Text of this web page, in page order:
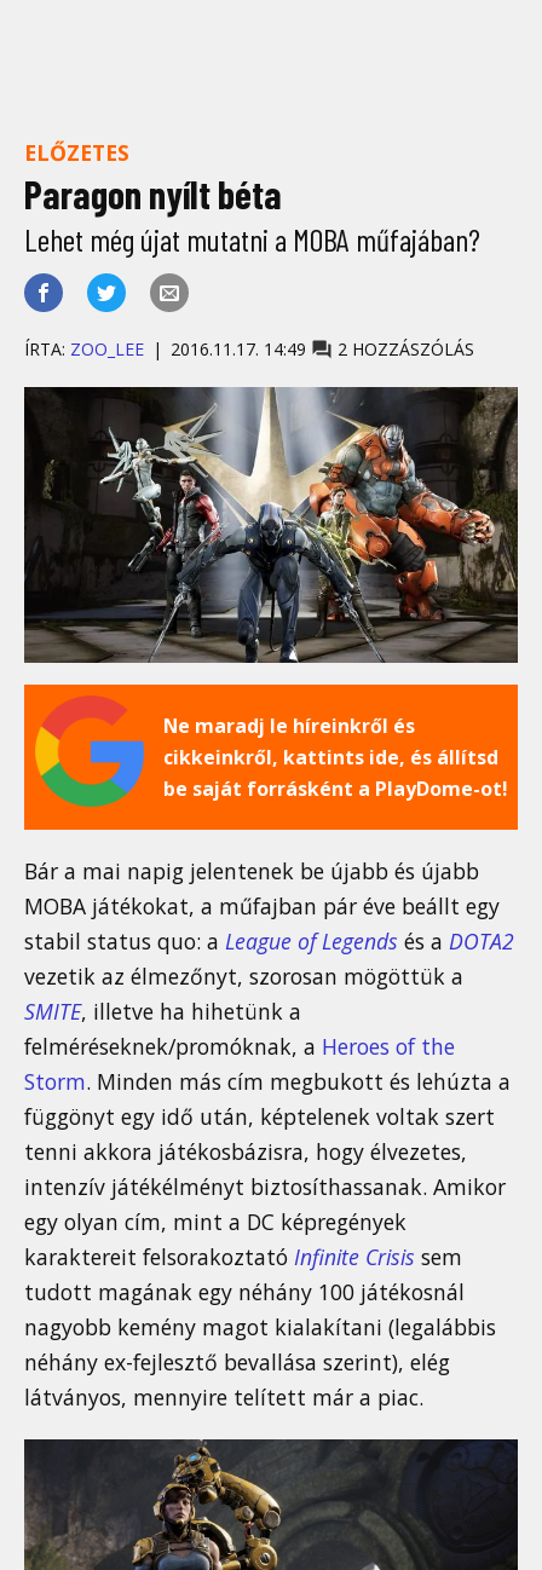
ELŐZETES
Paragon nyílt béta
Lehet még újat mutatni a MOBA műfajában?
ÍRTA: ZOO_LEE 2016.11.17. 14:49 2 HOZZÁSZÓLÁS
Ne maradj le híreinkről és
cikkeinkről, kattints ide, és állítsd
be saját forrásként a PlayDome-ot!
Bár a mai napig jelentenek be újabb és újabb
MOBA játékokat, a műfajban pár éve beállt egy
stabil status quo: a League of Legends és a DOTA2
vezetik az élmezőnyt, szorosan mögöttük a
SMITE, illetve ha hihetünk a
felméréseknek/promóknak, a Heroes of the
Storm. Minden más cím megbukott és lehúzta a
függönyt egy idő után, képtelenek voltak szert
tenni akkora játékosbázisra, hogy élvezetes,
intenzív játékélményt biztosíthassanak. Amikor
egy olyan cím, mint a DC képregények
karaktereit felsorakoztató Infinite Crisis sem
tudott magának egy néhány 100 játékosnál
nagyobb kemény magot kialakítani (legalábbis
néhány ex-fejlesztő bevallása szerint), elég
látványos, mennyire telített már a piac.